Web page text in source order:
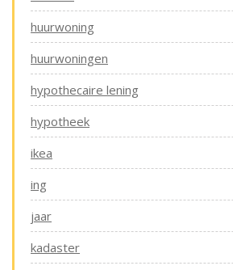
huurwoning
huurwoningen
hypothecaire lening
hypotheek
ikea
ing
jaar
kadaster